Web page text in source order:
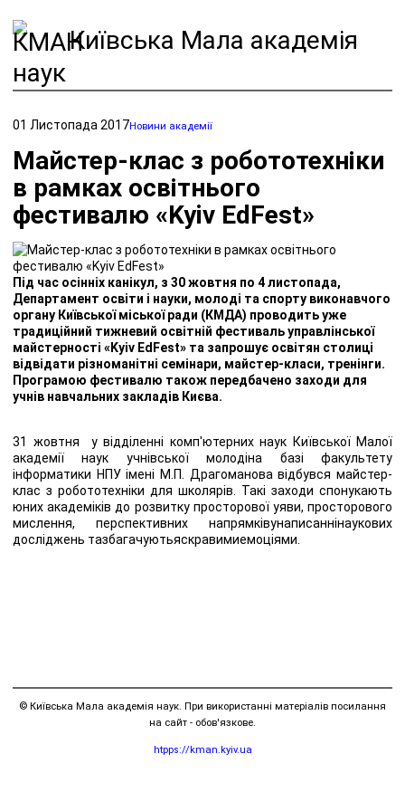
Київська Мала академія
наук
01 Листопада 2017Новини академії
Майстер-клас з робототехніки
в рамках освітнього
фестивалю «Kyiv EdFest»
Під час осінніх канікул, з 30 жовтня по 4 листопада,
Департамент освіти і науки, молоді та спорту виконавчого
органу Київської міської ради (КМДА) проводить уже
традиційний тижневий освітній фестиваль управлінської
майстерності «Kyiv EdFest» та запрошує освітян столиці
відвідати різноманітні семінари, майстер-класи, тренінги.
Програмою фестивалю також передбачено заходи для
учнів навчальних закладів Києва.
31 жовтня у відділенні комп'ютерних наук Київської Малої
академії наук учнівської молодіна базі факультету
інформатики НПУ імені М.П. Драгоманова відбувся майстер-
клас з робототехніки для школярів. Такі заходи спонукають
юних академіків до розвитку просторової уяви, просторового
мислення, перспективних напрямківунаписаннінаукових
досліджень тазбагачуютьяскравимиемоціями.
© Київська Мала академія наук. При використанні матеріалів посилання
на сайт - обов'язкове.
htpps://kman.kyiv.ua